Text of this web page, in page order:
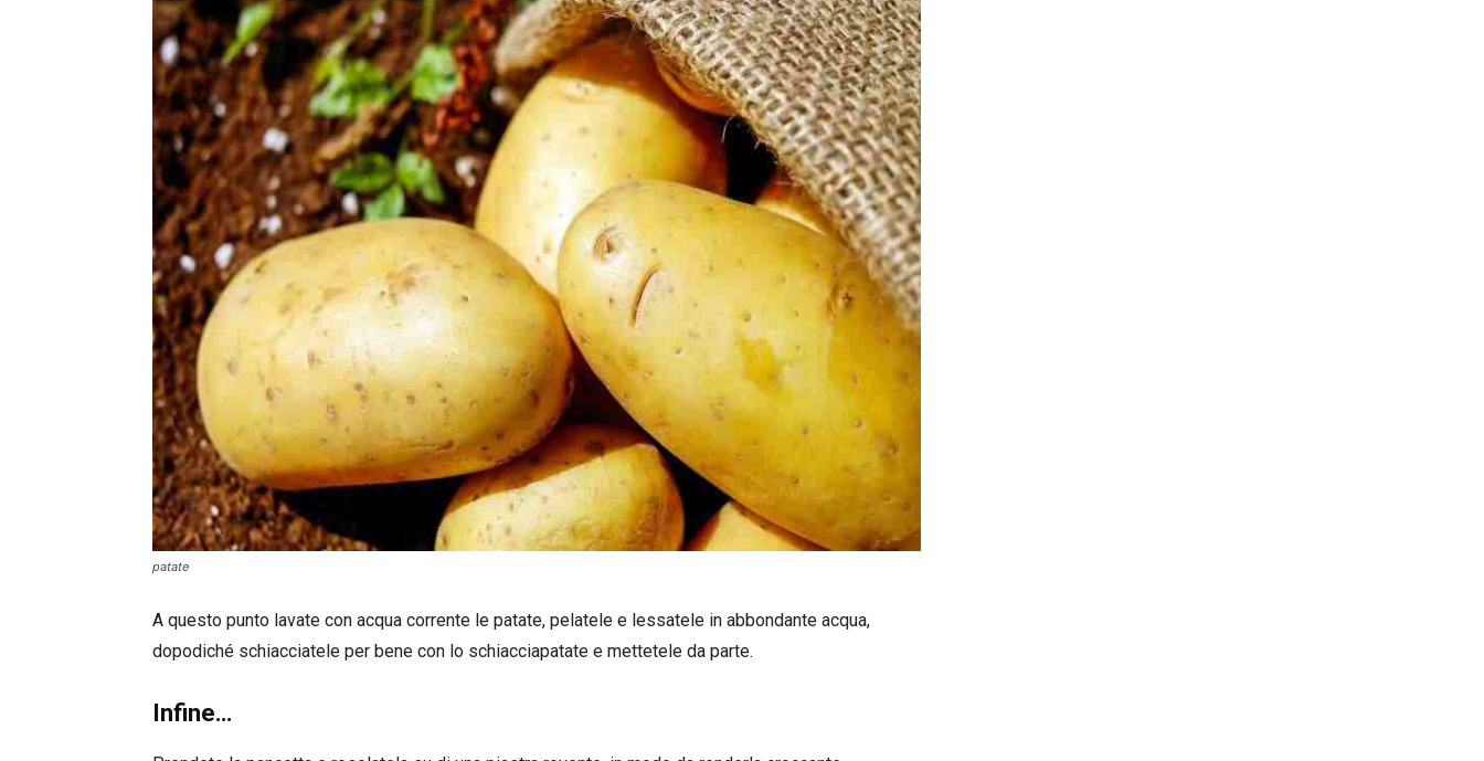
patate
A questo punto lavate con acqua corrente le patate, pelatele e lessatele in abbondante acqua,
dopodiché schiacciatele per bene con lo schiacciapatate e mettetele da parte.
Infine…